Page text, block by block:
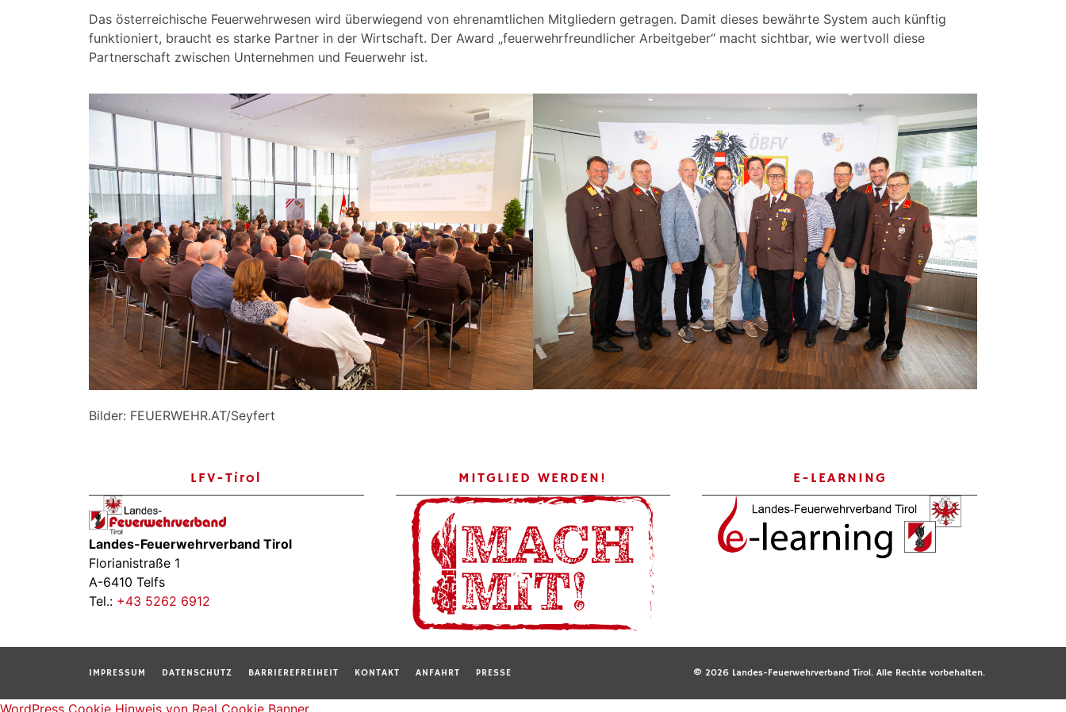
Das österreichische Feuerwehrwesen wird überwiegend von ehrenamtlichen Mitgliedern getragen. Damit dieses bewährte System auch künftig
funktioniert, braucht es starke Partner in der Wirtschaft. Der Award „feuerwehrfreundlicher Arbeitgeber“ macht sichtbar, wie wertvoll diese
Partnerschaft zwischen Unternehmen und Feuerwehr ist.
Bilder: FEUERWEHR.AT/Seyfert
LFV-Tirol
Landes-Feuerwehrverband Tirol
Florianistraße 1
A-6410 Telfs
Tel.: +43 5262 6912
MITGLIED WERDEN! E-LEARNING
IMPRESSUM DATENSCHUTZ BARRIEREFREIHEIT KONTAKT ANFAHRT PRESSE © 2026 Landes-Feuerwehrverband Tirol. Alle Rechte vorbehalten.
WordPress Cookie Hinweis von Real Cookie Banner